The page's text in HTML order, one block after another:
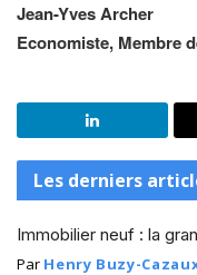
Jean-Yves Archer
Economiste, Membre
Les derniers
Immobilier neuf : la
Par Henry Buzy-